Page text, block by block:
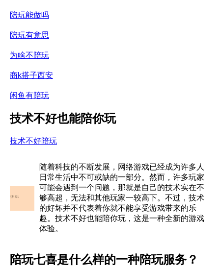
陪玩能做吗
陪玩有意思
为啥不陪玩
商k搭子西安
闲鱼有陪玩
技术不好也能陪你玩
技术不好陪玩
随着科技的不断发展，网络游戏已经成为许多人
日常生活中不可或缺的一部分。然而，许多玩家
可能会遇到一个问题，那就是自己的技术实在不
够高超，无法和其他玩家一较高下。不过，技术
的好坏并不代表着你就不能享受游戏带来的乐
趣。技术不好也能陪你玩，这是一种全新的游戏
体验。
陪玩七喜是什么样的一种陪玩服务？